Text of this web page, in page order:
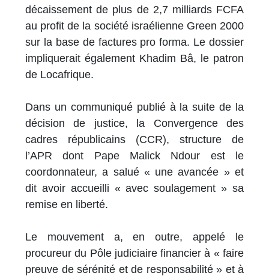
décaissement de plus de 2,7 milliards FCFA
au profit de la société israélienne Green 2000
sur la base de factures pro forma. Le dossier
impliquerait également Khadim Bâ, le patron
de Locafrique.
Dans un communiqué publié à la suite de la
décision de justice, la Convergence des
cadres républicains (CCR), structure de
l’APR dont Pape Malick Ndour est le
coordonnateur, a salué « une avancée » et
dit avoir accueilli « avec soulagement » sa
remise en liberté.
Le mouvement a, en outre, appelé le
procureur du Pôle judiciaire financier à « faire
preuve de sérénité et de responsabilité » et à